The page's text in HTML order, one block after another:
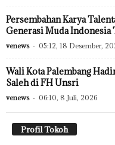
Persembahan Karya
Generasi Muda Indonesia
venews - 05:12, 18 Desember,
Wali Kota Palembang
Saleh di FH Unsri
venews - 06:10, 8 Juli, 2026
Profil Tokoh